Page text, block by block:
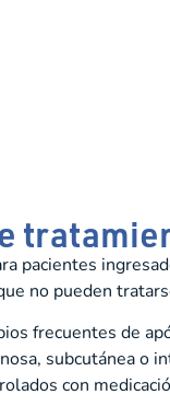
pacientes
no pueden
frecuentes de
subcutánea o
con